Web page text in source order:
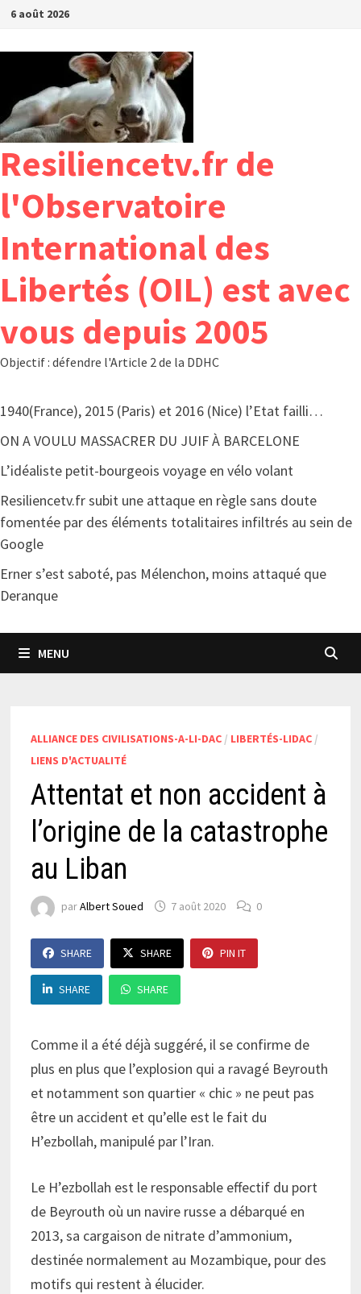
Passer
contenu
6 août 2026
Resiliencetv.fr de
l'Observatoire
International des
Libertés (OIL) est avec
vous depuis 2005
Objectif : défendre l'Article 2 de la DDHC
1940(France), 2015 (Paris) et 2016 (Nice) l’Etat failli…
ON A VOULU MASSACRER DU JUIF À BARCELONE
L’idéaliste petit-bourgeois voyage en vélo volant
Resiliencetv.fr subit une attaque en règle sans doute
fomentée par des éléments totalitaires infiltrés au sein de
Google
Erner s’est saboté, pas Mélenchon, moins attaqué que
Deranque
MENU
ALLIANCE DES CIVILISATIONS-A-LI-DAC/ LIBERTÉS-LIDAC/
LIENS D'ACTUALITÉ
Attentat et non accident à
l’origine de la catastrophe
au Liban
parAlbert Soued 7 août 2020 0
SHARE SHARE PIN IT
SHARE SHARE
Comme il a été déjà suggéré, il se confirme de
plus en plus que l’explosion qui a ravagé Beyrouth
et notamment son quartier « chic » ne peut pas
être un accident et qu’elle est le fait du
H’ezbollah, manipulé par l’Iran.
Le H’ezbollah est le responsable effectif du port
de Beyrouth où un navire russe a débarqué en
2013, sa cargaison de nitrate d’ammonium,
destinée normalement au Mozambique, pour des
motifs qui restent à élucider.